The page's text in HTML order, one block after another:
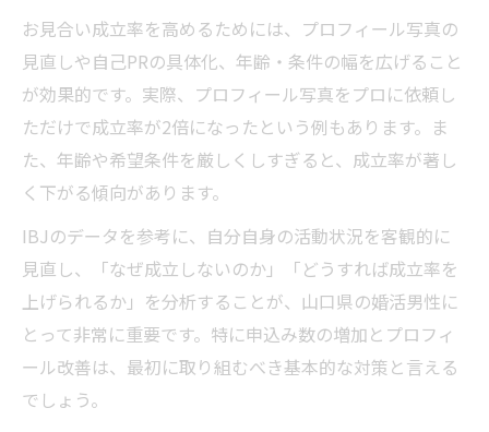
お見合い成立率を高めるためには、プロフィール写真の
見直しや自己PRの具体化、年齢・条件の幅を広げること
が効果的です。実際、プロフィール写真をプロに依頼し
ただけで成立率が2倍になったという例もあります。ま
た、年齢や希望条件を厳しくしすぎると、成立率が著し
く下がる傾向があります。
IBJのデータを参考に、自分自身の活動状況を客観的に
見直し、「なぜ成立しないのか」「どうすれば成立率を
上げられるか」を分析することが、山口県の婚活男性に
とって非常に重要です。特に申込み数の増加とプロフィ
ール改善は、最初に取り組むべき基本的な対策と言える
でしょう。